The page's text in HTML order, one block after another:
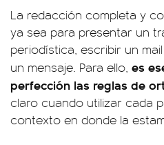
La redacción completa y
ya sea para presentar un
periodística, escribir un
un mensaje. Para ello, es
perfección las reglas de
claro cuando utilizar cada
contexto en donde la